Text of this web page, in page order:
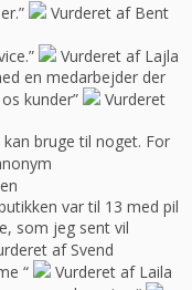
Vurderet af Bent
Vurderet af Lajla
en medarbejder der
kunder”
Vurderet
bruge til noget. For
var til 13 med pil
som jeg sent vil
af Svend
“
Vurderet af Laila